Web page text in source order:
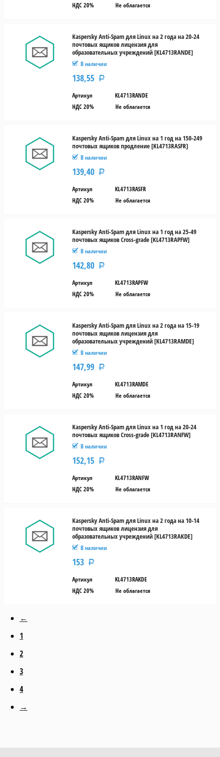
НДС 20%
Не облагается
Kaspersky Anti-Spam для Linux на 2 года на 20-24
почтовых ящиков лицензия для
образовательных учреждений [KL4713RANDE]
В наличии
138,55 Р
Артикул
KL4713RANDE
НДС 20%
Не облагается
Kaspersky Anti-Spam для Linux на 1 год на 150-249
почтовых ящиков продление [KL4713RASFR]
В наличии
139,40 Р
Артикул
KL4713RASFR
НДС 20%
Не облагается
Kaspersky Anti-Spam для Linux на 1 год на 25-49
почтовых ящиков Cross-grade [KL4713RAPFW]
В наличии
142,80 Р
Артикул
KL4713RAPFW
НДС 20%
Не облагается
Kaspersky Anti-Spam для Linux на 2 года на 15-19
почтовых ящиков лицензия для
образовательных учреждений [KL4713RAMDE]
В наличии
147,99 Р
Артикул
KL4713RAMDE
НДС 20%
Не облагается
Kaspersky Anti-Spam для Linux на 1 год на 20-24
почтовых ящиков Cross-grade [KL4713RANFW]
В наличии
152,15 Р
Артикул
KL4713RANFW
НДС 20%
Не облагается
Kaspersky Anti-Spam для Linux на 2 года на 10-14
почтовых ящиков лицензия для
образовательных учреждений [KL4713RAKDE]
В наличии
153 Р
Артикул
KL4713RAKDE
НДС 20%
Не облагается
←
1
2
3
4
→